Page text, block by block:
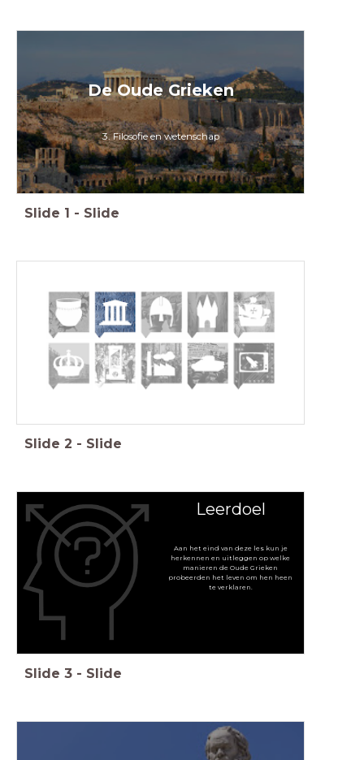
De Oude Grieken
3. Filosofie en wetenschap
Slide 1 - Slide
Slide 2 - Slide
Leerdoel
Aan het eind van deze les kun je
herkennen en uitleggen op welke
manieren de Oude Grieken
probeerden het leven om hen heen
te verklaren.
Slide 3 - Slide